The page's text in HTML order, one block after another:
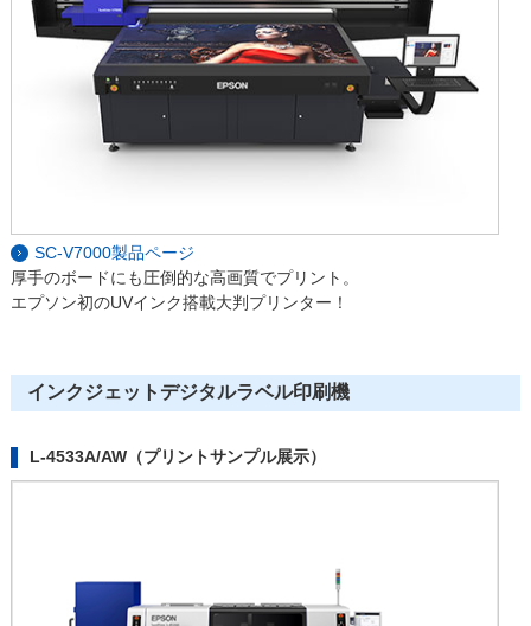
SC-V7000製品ページ
厚手のボードにも圧倒的な高画質でプリント。
エプソン初のUVインク搭載大判プリンター！
インクジェットデジタルラベル印刷機
L-4533A/AW（プリントサンプル展示）